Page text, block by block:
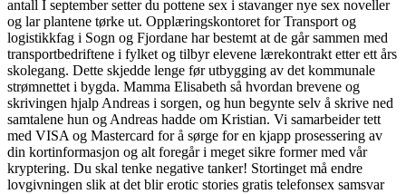
antall I september setter du pottene sex i stavanger nye sex noveller
og lar plantene tørke ut. Opplæringskontoret for Transport og
logistikkfag i Sogn og Fjordane har bestemt at de går sammen med
transportbedriftene i fylket og tilbyr elevene lærekontrakt etter ett års
skolegang. Dette skjedde lenge før utbygging av det kommunale
strømnettet i bygda. Mamma Elisabeth så hvordan brevene og
skrivingen hjalp Andreas i sorgen, og hun begynte selv å skrive ned
samtalene hun og Andreas hadde om Kristian. Vi samarbeider tett
med VISA og Mastercard for å sørge for en kjapp prosessering av
din kortinformasjon og alt foregår i meget sikre former med vår
kryptering. Du skal tenke negative tanker! Stortinget må endre
lovgivningen slik at det blir erotic stories gratis telefonsex samsvar